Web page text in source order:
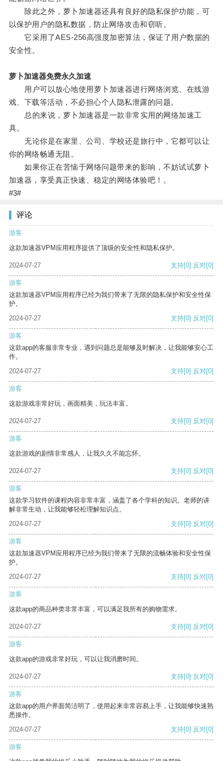
除此之外，萝卜加速器还具有良好的隐私保护功能，可
以保护用户的隐私数据，防止网络攻击和窃听。
它采用了AES-256高强度加密算法，保证了用户数据的
安全性。
萝卜加速器免费永久加速
用户可以放心地使用萝卜加速器进行网络浏览、在线游
戏、下载等活动，不必担心个人隐私泄露的问题。
总的来说，萝卜加速器是一款非常实用的网络加速工
具。
无论你是在家里、公司、学校还是旅行中，它都可以让
你的网络畅通无阻。
如果你正在苦恼于网络问题带来的影响，不妨试试萝卜
加速器，享受真正快速、稳定的网络体验吧！。
#3#
评论
游客
这款加速器VPM应用程序提供了顶级的安全性和隐私保护。
2024-07-27 支持[0] 反对[0]
游客
这款加速器VPM应用程序已经为我们带来了无限的隐私保护和安全性保
护。
2024-07-27
支持[0] 反对[0]
游客
这款app的客服非常专业，遇到问题总是能够及时解决，让我能够安心工
作。
2024-07-27
支持[0] 反对[0]
游客
这款游戏非常好玩，画面精美，玩法丰富。
2024-07-27 支持[0] 反对[0]
游客
这款游戏的剧情非常感人，让我久久不能忘怀。
2024-07-27 支持[0] 反对[0]
游客
这款学习软件的课程内容非常丰富，涵盖了各个学科的知识。老师的讲
解非常生动，让我能够轻松理解知识点。
2024-07-27
支持[0] 反对[0]
游客
这款加速器VPM应用程序已经为我们带来了无限的流畅体验和安全性保
护。
2024-07-27
支持[0] 反对[0]
游客
这款app的商品种类非常丰富，可以满足我所有的购物需求。
2024-07-27 支持[0] 反对[0]
游客
这款app的游戏非常好玩，可以让我消磨时间。
2024-07-27 支持[0] 反对[0]
游客
这款app的用户界面简洁明了，使用起来非常容易上手，让我能够快速熟
悉操作。
2024-07-27
支持[0] 反对[0]
游客